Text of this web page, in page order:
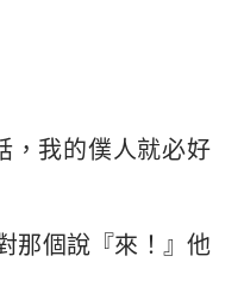
二書
，我的僕人就必好
那個說『來！』他